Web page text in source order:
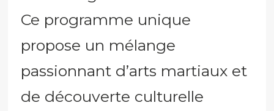
Ce programme unique
propose un mélange
passionnant d’arts martiaux et
de découverte culturelle